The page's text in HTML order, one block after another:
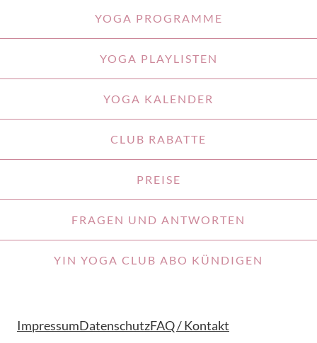
YOGA PROGRAMME
YOGA PLAYLISTEN
YOGA KALENDER
CLUB RABATTE
PREISE
FRAGEN UND ANTWORTEN
YIN YOGA CLUB ABO KÜNDIGEN
ImpressumDatenschutzFAQ / Kontakt